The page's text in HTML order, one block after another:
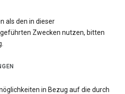
als den in dieser
Zwecken nutzen, bitten
in Bezug auf die durch